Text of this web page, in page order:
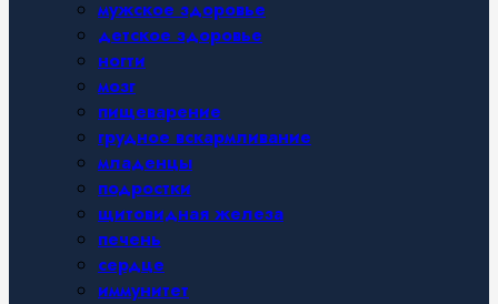
мужское здоровье
детское здоровье
ногти
мозг
пищеварение
грудное вскармливание
младенцы
подростки
щитовидная железа
печень
сердце
иммунитет